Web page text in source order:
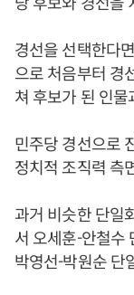
경선을 선택한다
으로 처음부터 경
쳐 후보가 된 인
민주당 경선으로
정치적 조직력 측
과거 비슷한 단일
서 오세훈-안철수
박영선-박원순 단